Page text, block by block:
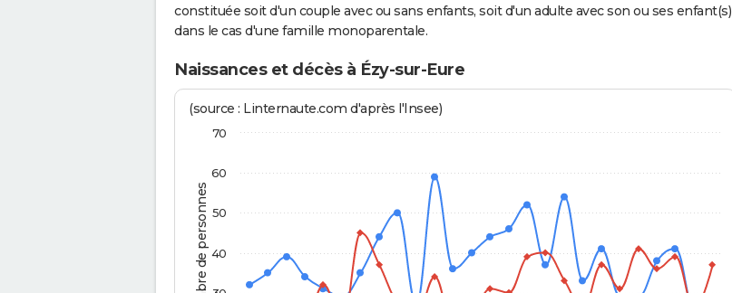
constituée soit d'un couple avec ou sans enfants, soit d'un adulte avec son ou ses enfant(s)
dans le cas d'une famille monoparentale.
Naissances et décès à Ézy-sur-Eure
Nombre de personnes
(source : Linternaute.com d'après l'Insee)
40
50
60
70